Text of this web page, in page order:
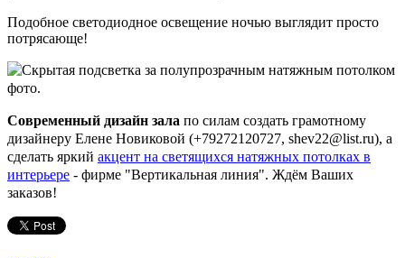
Подобное светодиодное освещение ночью выглядит просто
потрясающе!
Современный дизайн зала по силам создать грамотному
дизайнеру Елене Новиковой (+79272120727, shev22@list.ru), а
сделать яркий акцент на светящихся натяжных потолках в
интерьере - фирме "Вертикальная линия". Ждём Ваших
заказов!